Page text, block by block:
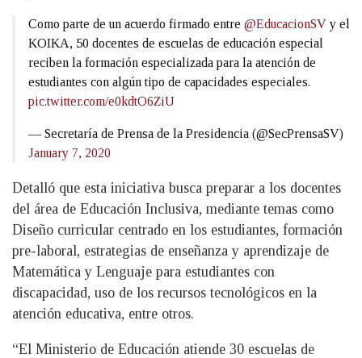
Como parte de un acuerdo firmado entre @EducacionSV y el
KOIKA, 50 docentes de escuelas de educación especial
reciben la formación especializada para la atención de
estudiantes con algún tipo de capacidades especiales.
pic.twitter.com/e0kdtO6ZiU
— Secretaría de Prensa de la Presidencia (@SecPrensaSV)
January 7, 2020
Detalló que esta iniciativa busca preparar a los docentes
del área de Educación Inclusiva, mediante temas como
Diseño curricular centrado en los estudiantes, formación
pre-laboral, estrategias de enseñanza y aprendizaje de
Matemática y Lenguaje para estudiantes con
discapacidad, uso de los recursos tecnológicos en la
atención educativa, entre otros.
“El Ministerio de Educación atiende 30 escuelas de